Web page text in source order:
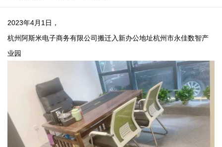
2023年4月1日，
杭州阿斯米电子商务有限公司搬迁入新办公地址杭州市永佳数智产
业园